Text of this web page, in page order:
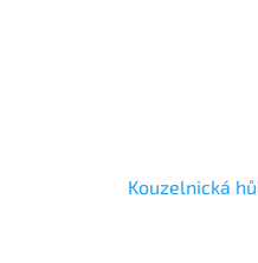
Kouzelnická